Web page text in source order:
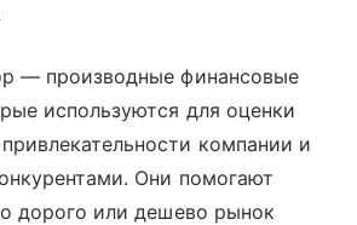
— производные финансовые
используются для оценки
компании и
Они помогают
дорого или дешево рынок